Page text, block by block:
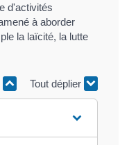
d'activités
à aborder
la laïcité, la lutte
Tout déplier